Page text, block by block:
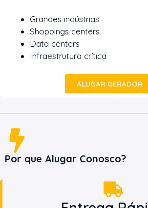
Grandes indústrias
Shoppings centers
Data centers
Infraestrutura crítica
ALUGAR GERADOR
Por que Alugar Conosco?